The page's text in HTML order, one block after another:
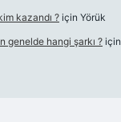
kazandı ? için Yörük
genelde hangi şarkı ? için